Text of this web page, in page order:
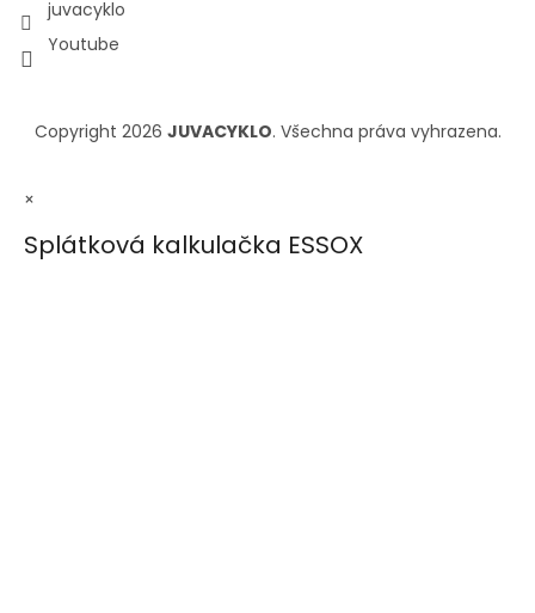
juvacyklo
Youtube
Copyright 2026 JUVACYKLO. Všechna práva vyhrazena.
×
Splátková kalkulačka ESSOX